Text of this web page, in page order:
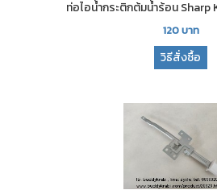
ท่อไอน้ำกระติกต้มน้ำร้อน Sharp
120บาท
วิธีสั่งซื้อ